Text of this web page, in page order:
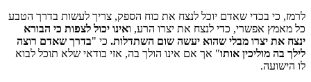
לרמז, כי בכדי שאדם יוכל לנצח את כוח הספק, צריך לעשות בדרך הטבע
כל מאמץ אפשרי, כדי לנצח את יצרו הרע, ואינו יכול לצפות כי הבורא
ינצח את יצרו מבלי שהוא יעשה שום השתדלות. כי "בדרך שאדם רוצה
לילך בה מוליכין אותו" אך אם אינו הולך בה, אזי בודאי שלא תוכל לבוא
לו הישועה.